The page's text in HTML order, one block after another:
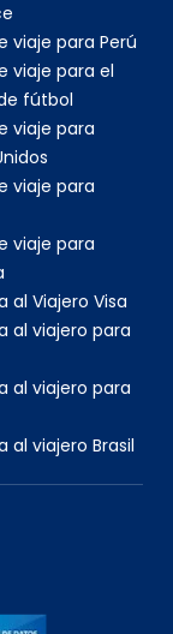
viaje para Perú
viaje para el
fútbol
viaje para
viaje para
viaje para
al Viajero Visa
al viajero para
al viajero para
al viajero Brasil